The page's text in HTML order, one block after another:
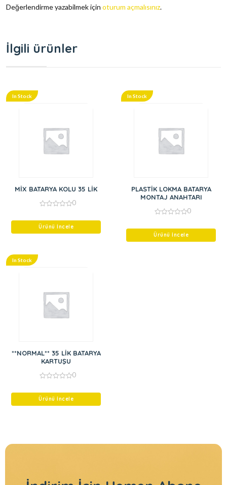
Değerlendirme yazabilmek için oturum açmalısınız.
İlgili ürünler
In Stock
MİX BATARYA KOLU 35 LİK
of
0
Ürünü İncele
In Stock
PLASTİK LOKMA BATARYA
MONTAJ ANAHTARI
of
0
Ürünü İncele
In Stock
**NORMAL** 35 LİK BATARYA
KARTUŞU
of
0
Ürünü İncele